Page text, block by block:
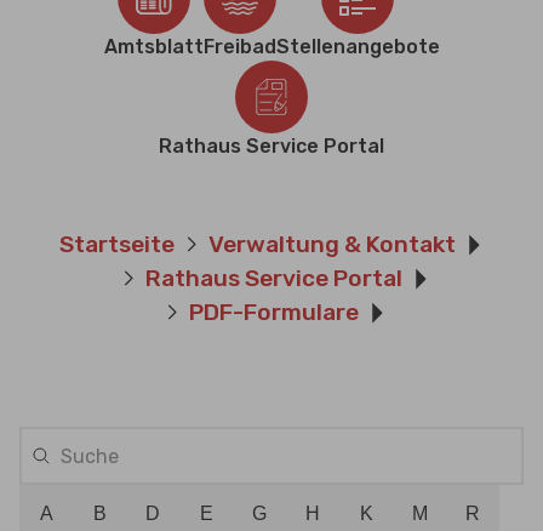
AmtsblattFreibadStellenangebote
Rathaus Service Portal
Sie sind hier:
Startseite
Verwaltung & Kontakt
Rathaus Service Portal
PDF-Formulare
A B D E G H K M R